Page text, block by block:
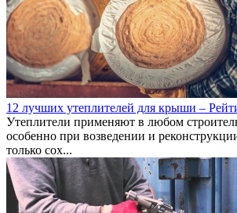
12 лучших утеплителей для крыши –
Утеплители применяют в любом
особенно при возведении и
только сох...